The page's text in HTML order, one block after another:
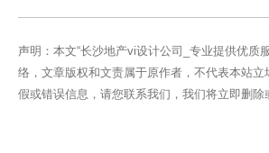
声明：本文“长沙地产vi设计公司_专业提供优质
络，文章版权和文责属于原作者，不代表本站
假或错误信息，请您联系我们，我们将立即删除